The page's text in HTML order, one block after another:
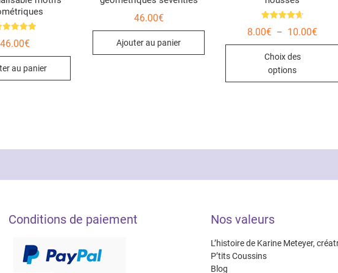
5.00
46.00€
au panier
46.00€
Ajouter au panier
4.67
8.00€ – 10.00€Plage
Choix des
options
Conditions de paiement Nos valeurs
L’histoire de Karine Meteyer,
P’tits Coussins
Blog